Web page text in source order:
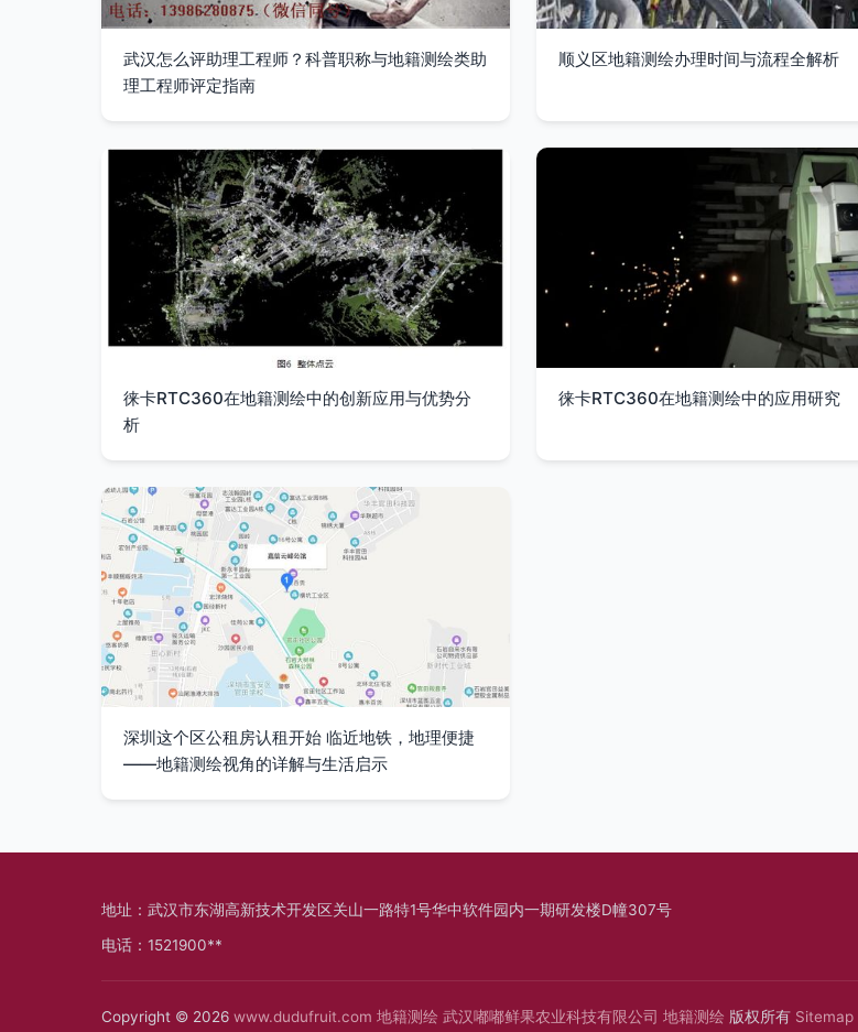
武汉怎么评助理工程师？科普职称与地籍测绘类助
理工程师评定指南
顺义区地籍测绘办理时间与流程全解析
徕卡RTC360在地籍测绘中的创新应用与优势分
析
徕卡RTC360在地籍测绘中的应用研究
深圳这个区公租房认租开始 临近地铁，地理便捷
——地籍测绘视角的详解与生活启示
地址：武汉市东湖高新技术开发区关山一路特1号华中软件园内一期研发楼D幢307号
电话：1521900**
Copyright © 2026 www.dudufruit.com 地籍测绘 武汉嘟嘟鲜果农业科技有限公司 地籍测绘 版权所有 Sitemap